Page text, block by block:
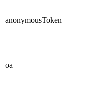
anonymousToken
oa